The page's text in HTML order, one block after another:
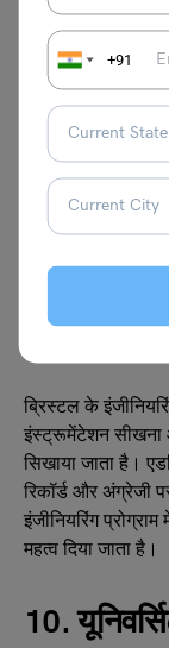
+91
करते हैं।
9.
यूनिवर्सिटी ऑफ
वास्तविक उद्योग
एयरोस्पेस और
ऑटोमोटिव और
प्रोजेक्ट्स सीधे
जिससे छात्रों को
ब्रिस्टल के
इंस्ट्रूमेंटेशन सीखना
सिखाया जाता है।
रिकॉर्ड और अंग्रेजी
इंजीनियरिंग
महत्व दिया जाता है।
10.